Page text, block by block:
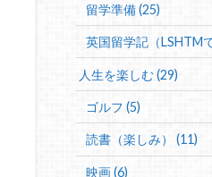
留学準備 (25)
英国留学記（LSHTM
人生を楽しむ (29)
ゴルフ (5)
読書（楽しみ） (11)
映画 (6)